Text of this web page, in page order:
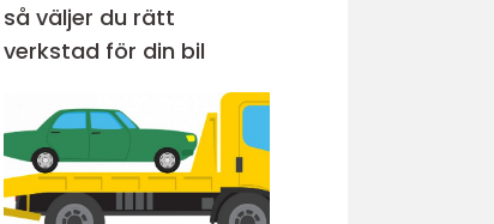
så väljer du rätt
verkstad för din bil